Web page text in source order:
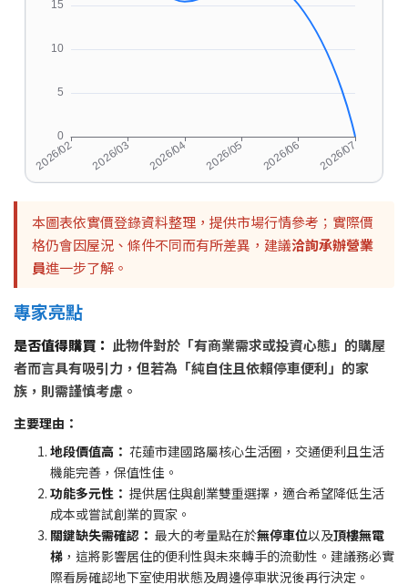
本圖表依實價登錄資料整理，提供市場行情參考；實際價
格仍會因屋況、條件不同而有所差異，建議洽詢承辦營業
員進一步了解。
專家亮點
是否值得購買： 此物件對於「有商業需求或投資心態」的購屋
者而言具有吸引力，但若為「純自住且依賴停車便利」的家
族，則需謹慎考慮。
主要理由：
地段價值高： 花蓮市建國路屬核心生活圈，交通便利且生活
機能完善，保值性佳。
功能多元性： 提供居住與創業雙重選擇，適合希望降低生活
成本或嘗試創業的買家。
關鍵缺失需確認： 最大的考量點在於無停車位以及頂樓無電
梯 ，這將影響居住的便利性與未來轉手的流動性。建議務必實
際看房確認地下室使用狀態及周邊停車狀況後再行決定。